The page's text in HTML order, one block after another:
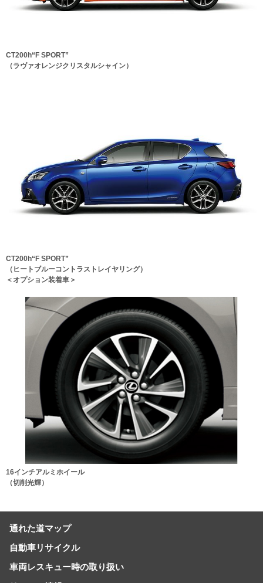
CT200h“F SPORT”
（ラヴァオレンジクリスタルシャイン）
CT200h“F SPORT”
（ヒートブルーコントラストレイヤリング）
＜オプション装着車＞
16インチアルミホイール
（切削光輝）
通れた道マップ
自動車リサイクル
車両レスキュー時の取り扱い